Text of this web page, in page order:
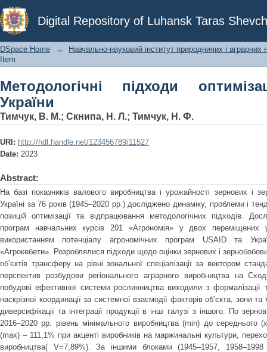
Digital Repository of Luhansk Taras
Методологічні підходи оптимізації
DSpace Home →
Навчально-науковий інститут природничих і аграрних
Item
Методологічні підходи
України
Тимчук, В. М.; Скнипа, Н. Л.; Тимчук, Н. Ф.
URI: http://hdl.handle.net/123456789/11527
Date: 2023
Abstract:
На базі показників валового виробництва і урожайності зернових і
Україні за 76 років (1945–2020 рр.) досліджено динаміку, проблеми і
позицій оптимізації та відпрацювання методологічних підходів.
програм навчальних курсів 201 «Агрономія» у двох переміщених
використанням потенціалу агрономічних програм USAID та
«Агрокебети». Розроблялися підходи щодо оцінки зернових і
об’єктів трансферу на рівні зональної спеціалізації за вектором
перспектив розбудови регіонального аграрного виробництва на
побудові ефективної системи рослинництва виходили з
наскрізної координації за системної взаємодії факторів об’єкта, зони
диверсифікації та інтеграції продукції в інші галузі з іншого. По
2016–2020 рр. рівень мінімального виробництва (min) до середнього
(max) – 111,1% при акценті виробників на маржинальні культури,
виробництва( V=7,89%). За іншими блоками (1945–1957, 1958–1998